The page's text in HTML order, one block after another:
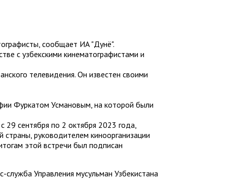
сообщает ИА "Дунё".
с узбекскими кинематографистами и
телевидения. Он известен своими
Фуркатом Усмановым, на которой были
29 сентября по 2 октября 2023 года,
страны, руководителем киноорганизации
этой встречи был подписан
служба Управления мусульман Узбекистана